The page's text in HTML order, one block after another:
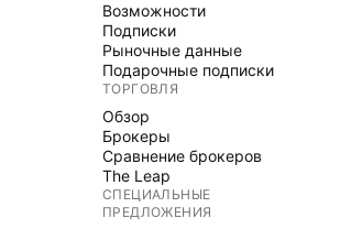
Возможности
Подписки
Рыночные данные
Подарочные подписки
ТОРГОВЛЯ
Обзор
Брокеры
Сравнение брокеров
The Leap
СПЕЦИАЛЬНЫЕ
ПРЕДЛОЖЕНИЯ